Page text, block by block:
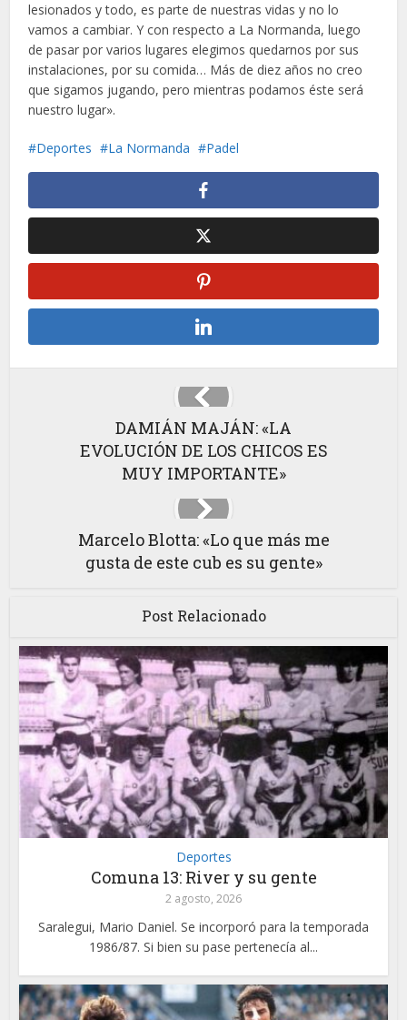
lesionados y todo, es parte de nuestras vidas y no lo
vamos a cambiar. Y con respecto a La Normanda, luego
de pasar por varios lugares elegimos quedarnos por sus
instalaciones, por su comida… Más de diez años no creo
que sigamos jugando, pero mientras podamos éste será
nuestro lugar».
Deportes La Normanda Padel
DAMIÁN MAJÁN: «LA
EVOLUCIÓN DE LOS CHICOS ES
MUY IMPORTANTE»
Marcelo Blotta: «Lo que más me
gusta de este cub es su gente»
Post Relacionado
Deportes
Comuna 13: River y su gente
2 agosto, 2026
Saralegui, Mario Daniel. Se incorporó para la temporada
1986/87. Si bien su pase pertenecía al...